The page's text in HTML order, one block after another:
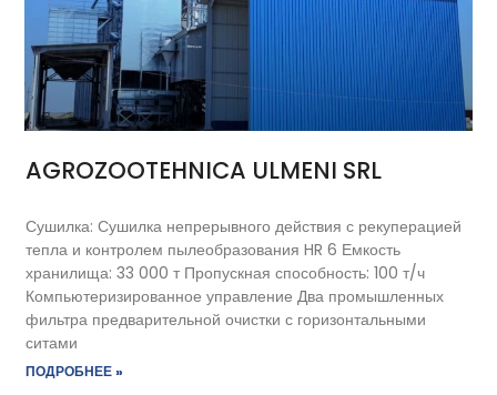
AGROZOOTEHNICA ULMENI SRL
Сушилка: Сушилка непрерывного действия с рекуперацией
тепла и контролем пылеобразования HR 6 Емкость
хранилища: 33 000 т Пропускная способность: 100 т/ч
Компьютеризированное управление Два промышленных
фильтра предварительной очистки с горизонтальными
ситами
ПОДРОБНЕЕ »